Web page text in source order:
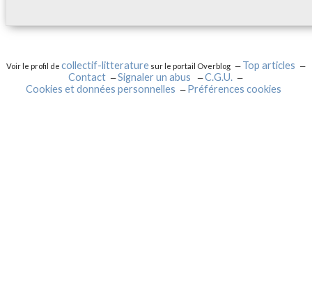
Voir le profil de collectif-litterature sur le portail Overblog
Top articles
Contact
Signaler un abus
C.G.U.
Cookies et données personnelles
Préférences cookies